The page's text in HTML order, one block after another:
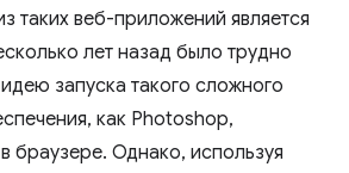
таких веб-приложений является
лет назад было трудно
запуска такого сложного
как Photoshop,
браузере. Однако, используя